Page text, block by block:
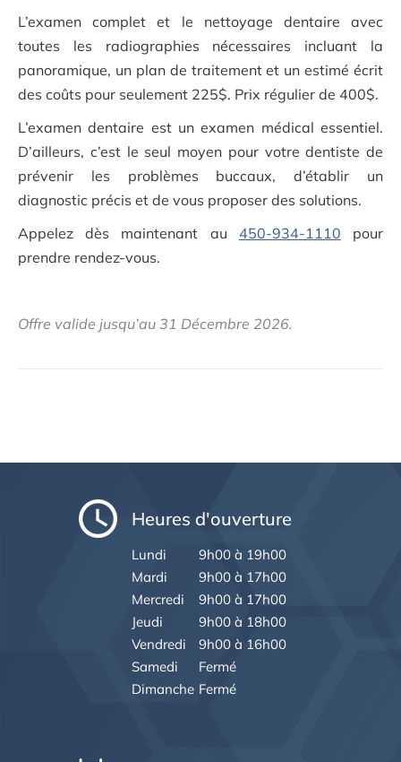
L’examen complet et le nettoyage dentaire avec
toutes les radiographies nécessaires incluant la
panoramique, un plan de traitement et un estimé écrit
des coûts pour seulement 225$. Prix régulier de 400$.
L’examen dentaire est un examen médical essentiel.
D’ailleurs, c’est le seul moyen pour votre dentiste de
prévenir les problèmes buccaux, d’établir un
diagnostic précis et de vous proposer des solutions.
Appelez dès maintenant au 450-934-1110 pour
prendre rendez-vous.
Offre valide jusqu’au 31 Décembre 2026.
Heures d'ouverture
Lundi
9h00 à 19h00
Mardi
9h00 à 17h00
Mercredi
9h00 à 17h00
Jeudi
9h00 à 18h00
Vendredi
9h00 à 16h00
Samedi
Fermé
Dimanche Fermé